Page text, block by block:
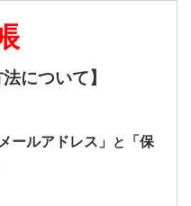
について】
ールアドレス」 と 「保